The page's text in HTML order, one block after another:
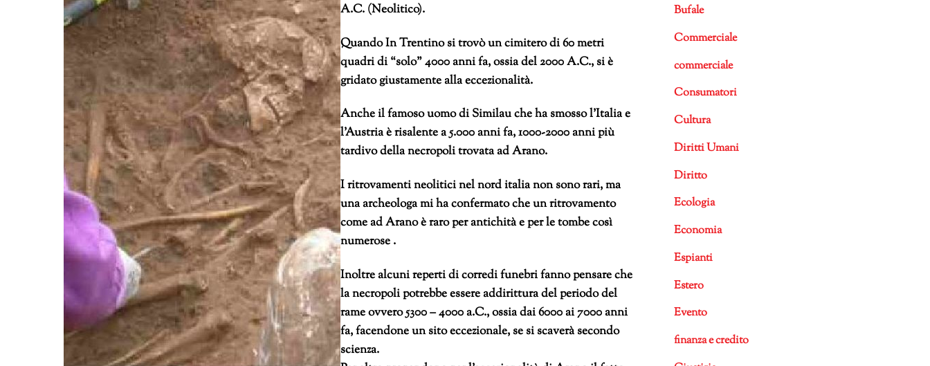
A.C. (Neolitico).
Quando In Trentino si trovò un cimitero di 60 metri
quadri di “solo” 4000 anni fa, ossia del 2000 A.C., si è
gridato giustamente alla eccezionalità.
Anche il famoso uomo di Similau che ha smosso l’Italia e
l’Austria è risalente a 5.000 anni fa, 1000-2000 anni più
tardivo della necropoli trovata ad Arano.
I ritrovamenti neolitici nel nord italia non sono rari, ma
una archeologa mi ha confermato che un ritrovamento
come ad Arano è raro per antichità e per le tombe così
numerose .
Inoltre alcuni reperti di corredi funebri fanno pensare che
la necropoli potrebbe essere addirittura del periodo del
rame ovvero 5300 – 4000 a.C., ossia dai 6000 ai 7000 anni
fa, facendone un sito eccezionale, se si scaverà secondo
scienza.
Bufale
Commerciale
commerciale
Consumatori
Cultura
Diritti Umani
Diritto
Ecologia
Economia
Espianti
Estero
Evento
finanza e credito